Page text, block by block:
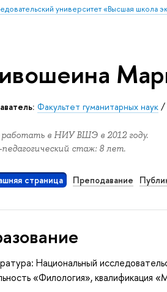
университет «Высшая школа
Факультет гуманитарных наук
работать в НИУ ВШЭ в 2012 году.
стаж: 8 лет.
страница Преподавание
Национальный
«Филология», квалификация